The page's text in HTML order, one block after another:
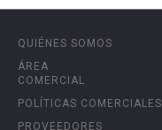
QUIÉNES SOMOS
ÁREA
COMERCIAL
POLÍTICAS COMERCIALES
PROVEEDORES